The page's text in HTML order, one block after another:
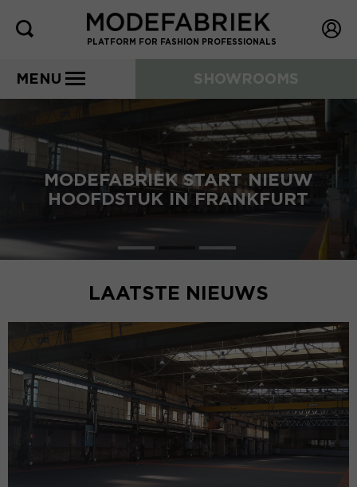
PLATFORM FOR FASHION PROFESSIONALS
MENU SHOWROOMS
MODEFABRIEK START NIEUW
HOOFDSTUK IN FRANKFURT
LAATSTE NIEUWS